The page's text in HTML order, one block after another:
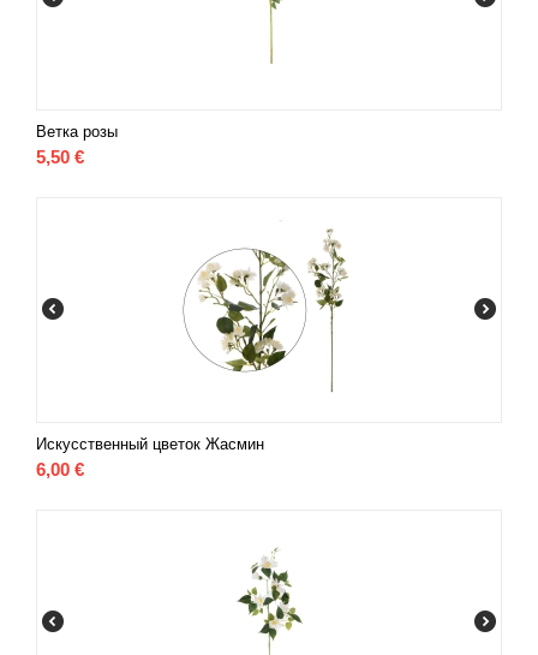
Ветка розы
5,50 €
Искусственный цветок Жасмин
6,00 €